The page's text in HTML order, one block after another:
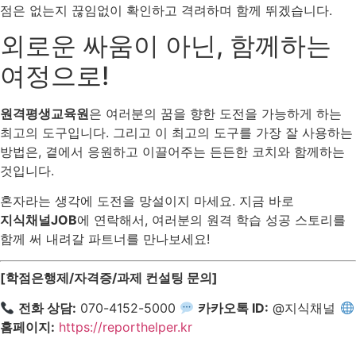
점은 없는지 끊임없이 확인하고 격려하며 함께 뛰겠습니다.
외로운 싸움이 아닌, 함께하는
여정으로!
원격평생교육원은 여러분의 꿈을 향한 도전을 가능하게 하는
최고의 도구입니다. 그리고 이 최고의 도구를 가장 잘 사용하는
방법은, 곁에서 응원하고 이끌어주는 든든한 코치와 함께하는
것입니다.
혼자라는 생각에 도전을 망설이지 마세요. 지금 바로
지식채널JOB에 연락해서, 여러분의 원격 학습 성공 스토리를
함께 써 내려갈 파트너를 만나보세요!
[학점은행제/자격증/과제 컨설팅 문의]
전화 상담: 070-4152-5000 카카오톡 ID: @지식채널
홈페이지: https://reporthelper.kr